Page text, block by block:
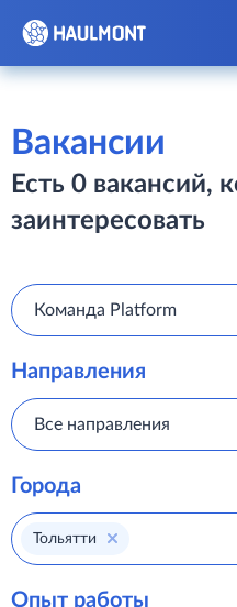
Вакансии
Есть 0 вакансий,
заинтересовать
Направления
Все направления
Города
Тольятти
Опыт работы